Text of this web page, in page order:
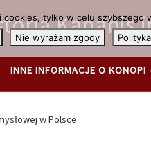
INNE INFORMACJE O KONOPI
w Polsce
tylko w celu
Nie wyrażam zgody